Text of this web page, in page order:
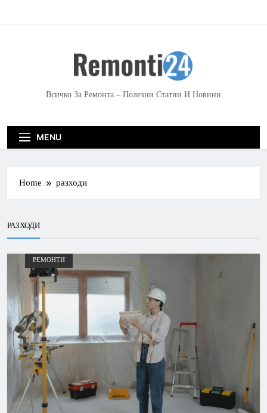
e
Всичко За Ремонта – Полезни Статии И Новини
MENU
Home разходи
РАЗХОДИ
РЕМОНТИ